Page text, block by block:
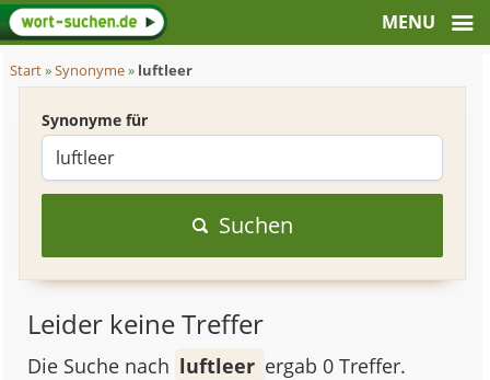
Start»Synonyme» luftleer
Synonyme für
Suchen
Leider keine Treffer
Die Suche nach luftleer ergab 0 Treffer.